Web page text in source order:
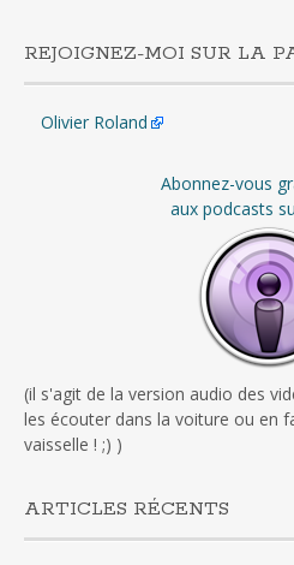
REJOIGNEZ-MOI SUR LA
Olivier Roland
Abonnez-vous
aux podcasts
(il s'agit de la version audio des
les écouter dans la voiture ou en
vaisselle ! ;) )
ARTICLES RÉCENTS